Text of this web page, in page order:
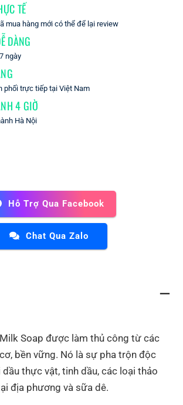
TẾ
mua hàng mới có thể để lại review
DÀNG
ngày
phối trực tiếp tại Việt Nam
4 GIỜ
Hà Nội
Hỗ Trợ Qua Facebook
Chat Qua Zalo
Soap được làm thủ công từ các
bền vững. Nó là sự pha trộn độc
thực vật, tinh dầu, các loại thảo
địa phương và sữa dê.